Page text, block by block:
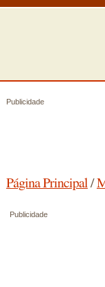
Publicidade
Página Principal/
Publicidade